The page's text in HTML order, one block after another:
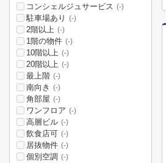
コンシェルジュサービス (-)
駐車場あり (-)
2階以上 (-)
1階の物件 (-)
10階以上 (-)
20階以上 (-)
最上階 (-)
南向き (-)
角部屋 (-)
ワンフロア (-)
高層ビル (-)
飲食店可 (-)
居抜物件 (-)
個別空調 (-)